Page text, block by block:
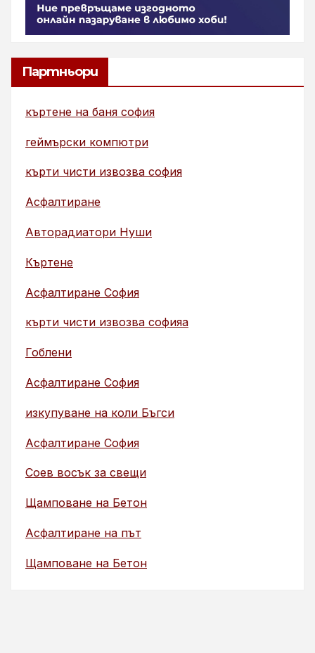
Партньори
къртене на баня софия
геймърски компютри
кърти чисти извозва софия
Асфалтиране
Авторадиатори Нуши
Къртене
Асфалтиране София
кърти чисти извозва софияа
Гоблени
Асфалтиране София
изкупуване на коли Бъгси
Асфалтиране София
Соев восък за свещи
Щамповане на Бетон
Асфалтиране на път
Щамповане на Бетон